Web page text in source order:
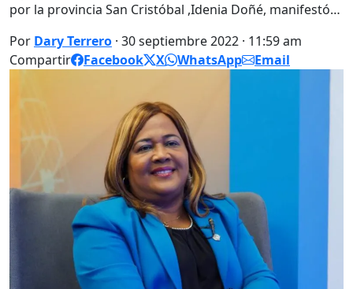
por la provincia San Cristóbal ,Idenia Doñé, manifestó…
Por Dary Terrero · 30 septiembre 2022 · 11:59 am
Compartir
Facebook X WhatsApp Email